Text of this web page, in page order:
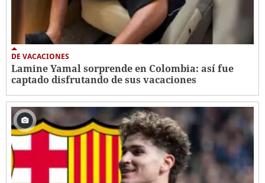
DE VACACIONES
Lamine Yamal sorprende en Colombia: así fue
captado disfrutando de sus vacaciones